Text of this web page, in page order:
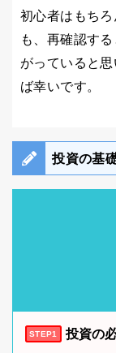
初心者はもち
も、再確認す
がっていると
ば幸いです。
投資の基
STEP1 投資の